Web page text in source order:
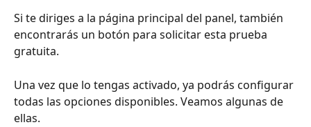
Si te diriges a la página principal del panel, también
encontrarás un botón para solicitar esta prueba
gratuita.
Una vez que lo tengas activado, ya podrás configurar
todas las opciones disponibles. Veamos algunas de
ellas.